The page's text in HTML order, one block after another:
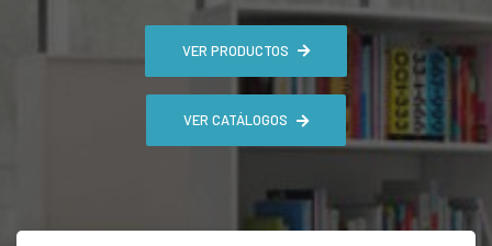
VER PRODUCTOS
VER CATÁLOGOS